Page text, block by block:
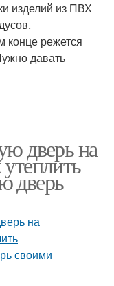
изделий из ПВХ
конце режется
давать
дверь на
дверь